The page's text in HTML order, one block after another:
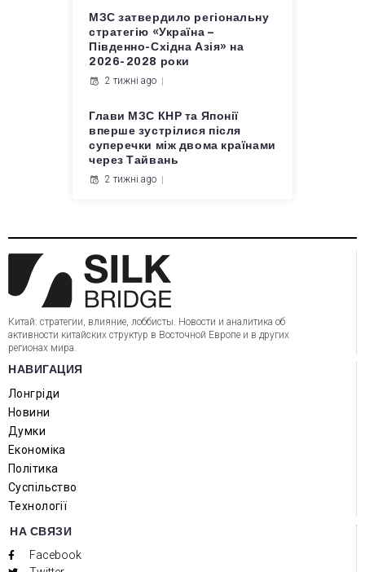
МЗС затвердило регіональну
стратегію «Україна –
Південно-Східна Азія» на
2026-2028 роки
2 тижні ago
Глави МЗС КНР та Японії
вперше зустрілися після
суперечки між двома країнами
через Тайвань
2 тижні ago
Китай: стратегии, влияние, лоббисты. Новости и аналитика об
активности китайских структур в Восточной Европе и в других
регионах мира.
НАВИГАЦИЯ
Лонгріди
Новини
Думки
Економіка
Політика
Суспільство
Технології
НА СВЯЗИ
Facebook